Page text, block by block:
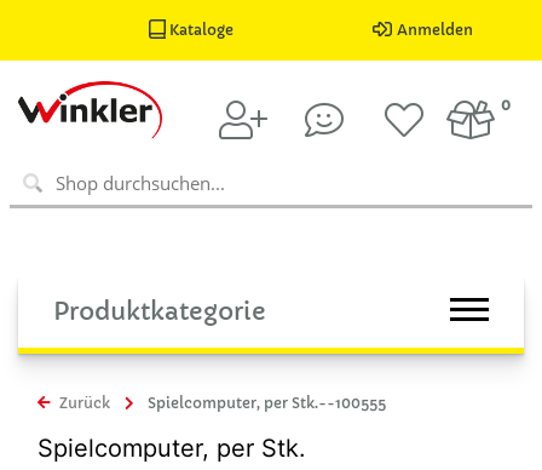
Kataloge Anmelden
0
Produktkategorie
Zurück Spielcomputer, per Stk.--100555
Spielcomputer, per Stk.